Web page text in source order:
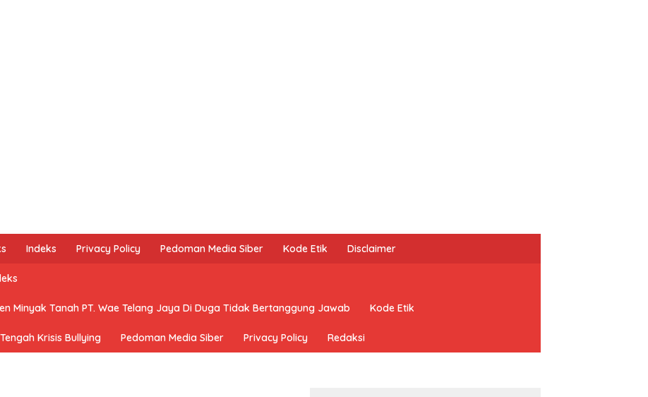
Indeks Privacy Policy Pedoman Media Siber Kode Etik Disclaimer
Minyak Tanah PT. Wae Telang Jaya Di Duga Tidak Bertanggung Jawab Kode Etik
Krisis Bullying Pedoman Media Siber Privacy Policy Redaksi